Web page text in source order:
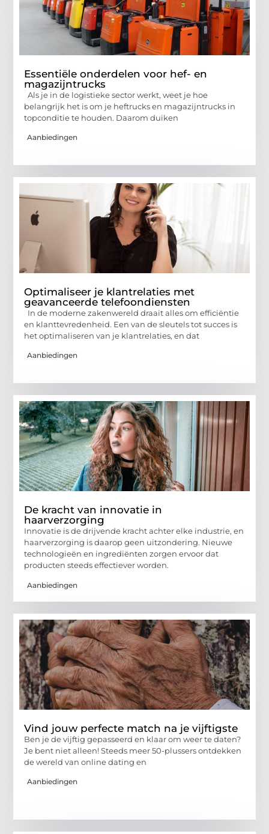
Essentiële onderdelen voor hef- en
magazijntrucks
Als je in de logistieke sector werkt, weet je hoe
belangrijk het is om je heftrucks en magazijntrucks in
topconditie te houden. Daarom duiken
Aanbiedingen
Optimaliseer je klantrelaties met
geavanceerde telefoondiensten
In de moderne zakenwereld draait alles om efficiëntie
en klanttevredenheid. Een van de sleutels tot succes is
het optimaliseren van je klantrelaties, en dat
Aanbiedingen
De kracht van innovatie in
haarverzorging
Innovatie is de drijvende kracht achter elke industrie, en
haarverzorging is daarop geen uitzondering. Nieuwe
technologieën en ingrediënten zorgen ervoor dat
producten steeds effectiever worden.
Aanbiedingen
Vind jouw perfecte match na je vijftigste
Ben je de vijftig gepasseerd en klaar om weer te daten?
Je bent niet alleen! Steeds meer 50-plussers ontdekken
de wereld van online dating en
Aanbiedingen